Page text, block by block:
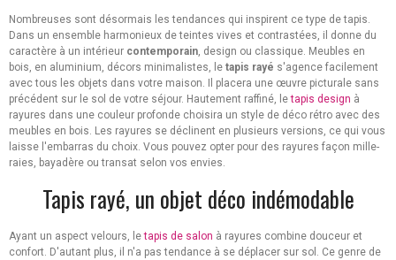
Nombreuses sont désormais les tendances qui inspirent ce type de tapis.
Dans un ensemble harmonieux de teintes vives et contrastées, il donne du
caractère à un intérieur contemporain, design ou classique. Meubles en
bois, en aluminium, décors minimalistes, le tapis rayé s'agence facilement
avec tous les objets dans votre maison. Il placera une œuvre picturale sans
précédent sur le sol de votre séjour. Hautement raffiné, letapis design à
rayures dans une couleur profonde choisira un style de déco rétro avec des
meubles en bois. Les rayures se déclinent en plusieurs versions, ce qui vous
laisse l'embarras du choix. Vous pouvez opter pour des rayures façon mille-
raies, bayadère ou transat selon vos envies.
Tapis rayé, un objet déco indémodable
Ayant un aspect velours, letapis de salon à rayures combine douceur et
confort. D'autant plus, il n'a pas tendance à se déplacer sur sol. Ce genre de